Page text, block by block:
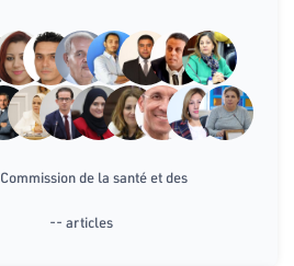
Commission de la santé et des
-- articles